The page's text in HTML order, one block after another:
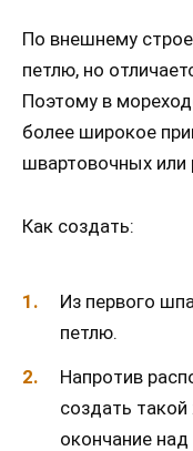
По внешнему
петлю, но
Поэтому в
более широкое
швартовочных или
Как создать:
Из первого
петлю.
Напротив
создать
окончание